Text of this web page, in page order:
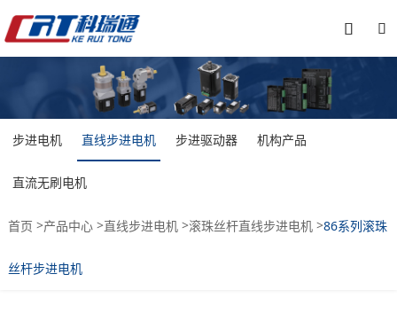


步进电机 直线步进电机 步进驱动器 机构产品
直流无刷电机
首页 >产品中心>直线步进电机>滚珠丝杆直线步进电机>86系列滚珠
丝杆步进电机